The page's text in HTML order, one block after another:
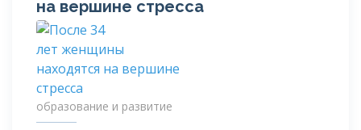
на вершине стресса
образование и развитие